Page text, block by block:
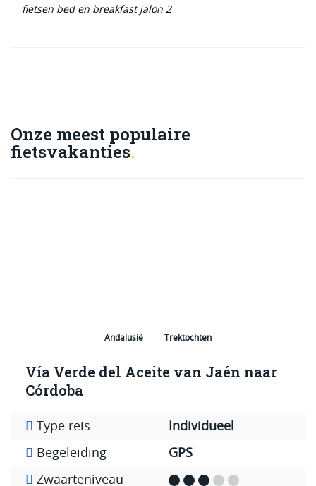
fietsen bed en breakfast jalon 2
Onze meest populaire
fietsvakanties
Andalusië Trektochten
Vía Verde del Aceite van Jaén naar
Córdoba
Type reis Individueel
Begeleiding GPS
Zwaarteniveau